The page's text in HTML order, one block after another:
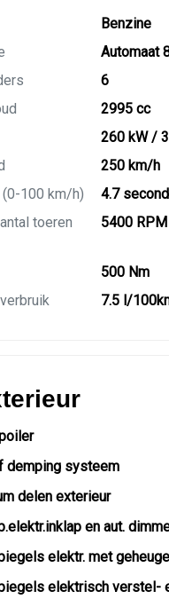
Benzine
Automaat
6
2995 cc
260 kW /
250 km/h
100 km/h)
4.7
toeren
5400 RPM
500 Nm
7.5 l/
demping systeem
delen exterieur
en aut.
elektr. met
elektrisch verstel-